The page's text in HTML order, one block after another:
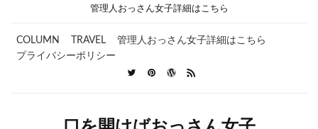
管理人おっさん女子詳細はこちら
COLUMN TRAVEL
管理人おっさん女子詳細はこちら
プライバシーポリシー